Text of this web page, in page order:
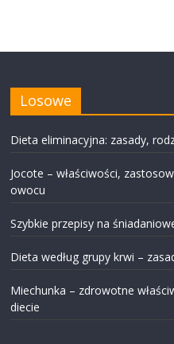
Losowe
Dieta eliminacyjna: zasady,
Jocote – właściwości,
owocu
Szybkie przepisy na
Dieta według grupy krwi –
Miechunka – zdrowotne
diecie